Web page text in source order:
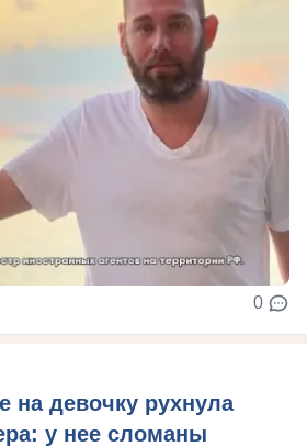
0
на девочку рухнула
у нее сломаны